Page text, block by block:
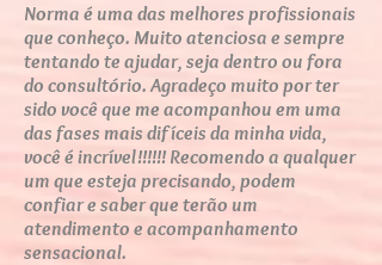
Norma é uma das melhores profissionais
que conheço. Muito atenciosa e sempre
tentando te ajudar, seja dentro ou fora
do consultório. Agradeço muito por ter
sido você que me acompanhou em uma
das fases mais difíceis da minha vida,
você é incrível!!!!!! Recomendo a qualquer
um que esteja precisando, podem
confiar e saber que terão um
atendimento e acompanhamento
sensacional.